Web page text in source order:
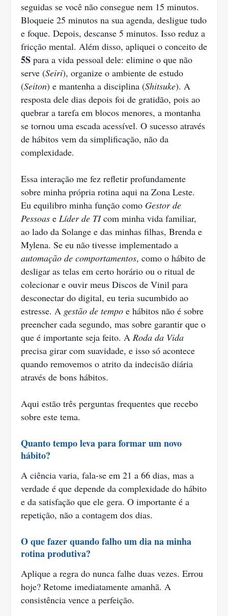
seguidas se você não consegue nem 15 minutos.
Bloqueie 25 minutos na sua agenda, desligue tudo
e foque. Depois, descanse 5 minutos. Isso reduz a
fricção mental. Além disso, apliquei o conceito de
5S para a vida pessoal dele: elimine o que não
serve (Seiri), organize o ambiente de estudo
(Seiton) e mantenha a disciplina (Shitsuke). A
resposta dele dias depois foi de gratidão, pois ao
quebrar a tarefa em blocos menores, a montanha
se tornou uma escada acessível. O sucesso através
de hábitos vem da simplificação, não da
complexidade.
Essa interação me fez refletir profundamente
sobre minha própria rotina aqui na Zona Leste.
Eu equilibro minha função como Gestor de
Pessoas e Líder de TIcom minha vida familiar,
ao lado da Solange e das minhas filhas, Brenda e
Mylena. Se eu não tivesse implementado a
automação de comportamentos, como o hábito de
desligar as telas em certo horário ou o ritual de
colecionar e ouvir meus Discos de Vinil para
desconectar do digital, eu teria sucumbido ao
estresse. A gestão de tempo e hábitos não é sobre
preencher cada segundo, mas sobre garantir que o
que é importante seja feito. A Roda da Vida
precisa girar com suavidade, e isso só acontece
quando removemos o atrito da indecisão diária
através de bons hábitos.
Aqui estão três perguntas frequentes que recebo
sobre este tema.
Quanto tempo leva para formar um novo
hábito?
A ciência varia, fala-se em 21 a 66 dias, mas a
verdade é que depende da complexidade do hábito
e da satisfação que ele gera. O importante é a
repetição, não a contagem dos dias.
O que fazer quando falho um dia na minha
rotina produtiva?
Aplique a regra do nunca falhe duas vezes. Errou
hoje? Retome imediatamente amanhã. A
consistência vence a perfeição.